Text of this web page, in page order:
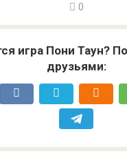
0
игра Пони Таун?
друзьями: